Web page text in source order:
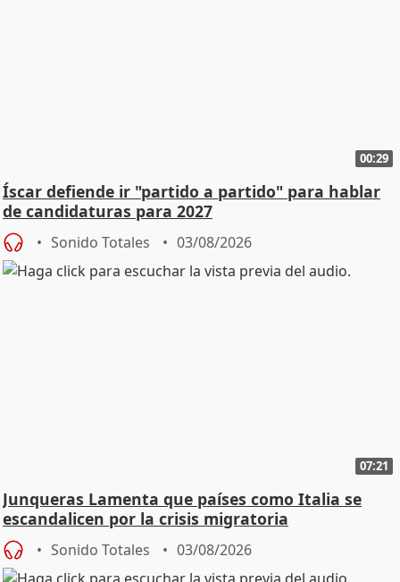
00:29
Íscar defiende ir "partido a partido" para hablar
de candidaturas para 2027
Sonido Totales 03/08/2026
07:21
Junqueras Lamenta que países como Italia se
escandalicen por la crisis migratoria
Sonido Totales 03/08/2026